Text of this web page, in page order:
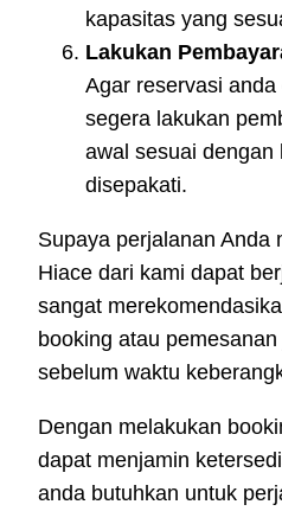
kapasitas yang
Lakukan
Agar reservasi
segera lakukan
awal sesuai dengan
disepakati.
Supaya perjalanan Anda
Hiace dari kami dapat
sangat
booking atau
sebelum waktu
Dengan melakukan
dapat menjamin
anda butuhkan untuk